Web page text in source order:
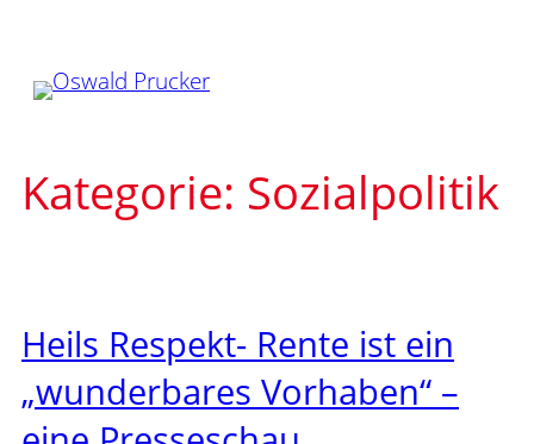
springen
Kategorie: Sozialpolitik
Heils Respekt- Rente ist ein
„wunderbares Vorhaben“ –